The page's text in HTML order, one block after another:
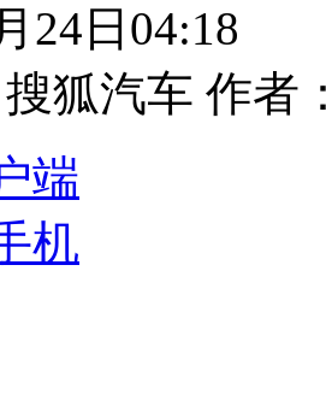
24日04:18
搜狐汽车 作者
端
机